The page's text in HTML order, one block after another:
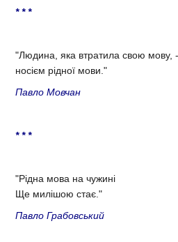
* * *
"Людина, яка втратила свою мову,
носiєм рiдноï мови."
Павло Мовчан
* * *
"Рiдна мова на чужинi
Ще милiшою стає."
Павло Грабовський